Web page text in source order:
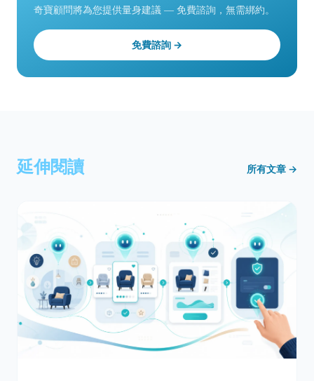
奇寶顧問將為您提供量身建議 — 免費諮詢，無需綁約。
免費諮詢 →
延伸閱讀 所有文章 →